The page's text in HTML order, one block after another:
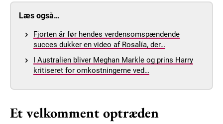
Læs også…
Fjorten år før hendes verdensomspændende
succes dukker en video af Rosalía, der…
I Australien bliver Meghan Markle og prins Harry
kritiseret for omkostningerne ved…
Et velkomment optræden